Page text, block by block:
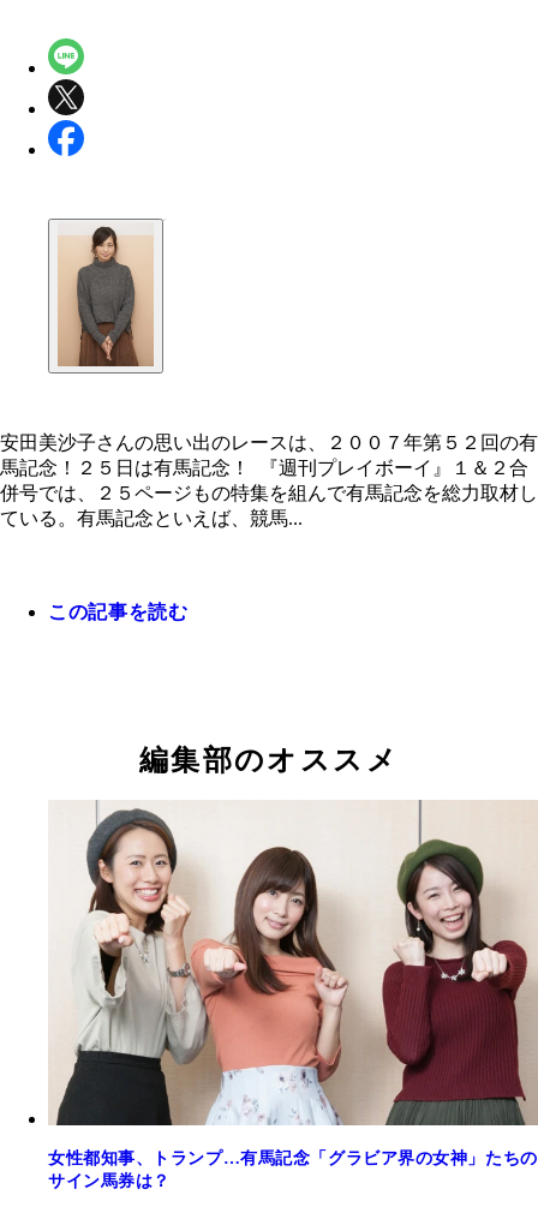
安田美沙子さんの思い出のレースは、２００７年
回の有馬記念！
安田美沙子さんの思い出のレースは、２００７年第５２回の有
馬記念！２５日は有馬記念！ 『週刊プレイボーイ』１＆２合
併号では、２５ページもの特集を組んで有馬記念を総力取材し
ている。有馬記念といえば、競馬...
この記事を読む
編集部のオススメ
女性都知事、トランプ…有馬記念「グラビア界の女神」たちの
サイン馬券は？